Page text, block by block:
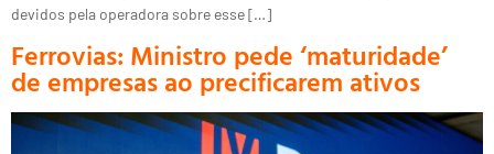
devidos pela operadora sobre esse […]
Ferrovias: Ministro pede ‘maturidade’
de empresas ao precificarem ativos